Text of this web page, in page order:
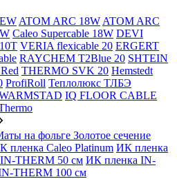
ATOM ARC 18W ATOM ARC
Caleo Supercable 18W DEVI
VERIA flexicable 20 ERGERT
RAYCHEM T2Blue 20 SHTEIN
THERMO SVK 20 Hemstedt
ProfiRoll Теплолюкс ТЛБЭ
IQ FLOOR CABLE
на фольге Золотое сечение
пленка Caleo Platinum ИК пленка
THERM 50 см ИК пленка IN-
THERM 100 см